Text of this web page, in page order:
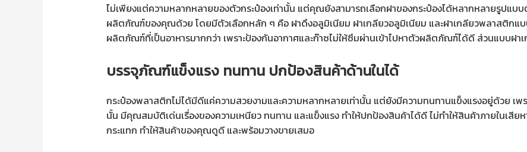
ไม่เพียงแต่ความหลากหลายของตัวกระป๋องเท่านั้น แต่คุณยังสามารถเลือกฝาของกระป๋องได้หลากหลายรูปแบ
ผลิตภัณฑ์ของคุณด้วย โดยมีตัวเลือกหลัก ๆ คือ ฝาดึงอลูมิเนียม ฝาเกลียวอลูมิเนียม และฝาเกลียวพลาสติกแบ
ผลิตภัณฑ์ที่เป็นอาหารมากกว่า เพราะป้องกันอากาศและก๊าซไม่ให้ซึมผ่านเข้าไปหาตัวผลิตภัณฑ์ได้ดี ส่วนแบบฝา
บรรจุภัณฑ์แข็งแรง ทนทาน ปกป้องสินค้าด้านในได้
กระป๋องพลาสติกไม่ได้มีดีแค่ความสวยงามและความหลากหลายเท่านั้น แต่ยังมีความทนทานแข็งแรงอยู่ด้วย เพ
นั้น มีคุณสมบัติเด่นเรื่องของความเหนียว ทนทาน และแข็งแรง ทำให้ปกป้องสินค้าได้ดี ไม่ทำให้สินค้าภายในเสีย
กระแทก ทำให้สินค้าของคุณดูดี และพร้อมวางขายเสมอ